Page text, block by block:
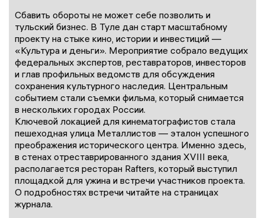
Сбавить обороты не может себе позволить и
тульский бизнес. В Туле дан старт масштабному
проекту на стыке кино, истории и инвестиций —
«Культура и деньги». Мероприятие собрало ведущих
федеральных экспертов, реставраторов, инвесторов
и глав профильных ведомств для обсуждения
сохранения культурного наследия. Центральным
событием стали съемки фильма, который снимается
в нескольких городах России.
Ключевой локацией для кинематографистов стала
пешеходная улица Металлистов — эталон успешного
преображения исторического центра. Именно здесь,
в стенах отреставрированного здания XVIII века,
располагается ресторан Rafters, который выступил
площадкой для ужина и встречи участников проекта.
О подробностях встречи читайте на страницах
журнала.